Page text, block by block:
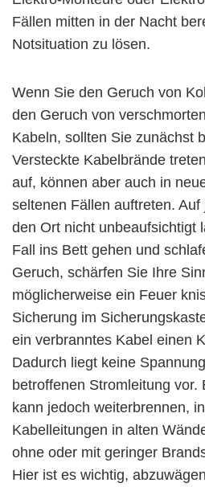
Fällen mitten in der Nacht
Notsituation zu lösen.
Wenn Sie den Geruch von
den Geruch von
Kabeln, sollten Sie zunächst
Versteckte Kabelbrände
auf, können aber auch in
seltenen Fällen auftreten.
den Ort nicht unbeaufsichtigt
Fall ins Bett gehen und
Geruch, schärfen Sie Ihre
möglicherweise ein Feuer
Sicherung im
ein verbranntes Kabel einen
Dadurch liegt keine
betroffenen Stromleitung vor.
kann jedoch weiterbrennen,
Kabelleitungen in alten
ohne oder mit geringer
Hier ist es wichtig,